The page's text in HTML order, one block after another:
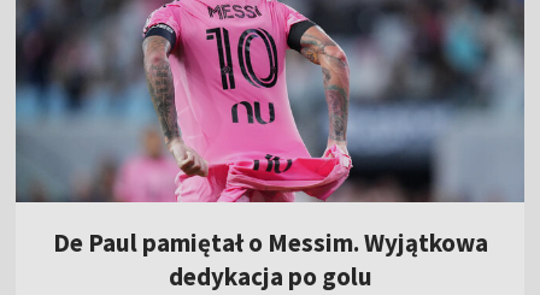
De Paul pamiętał o Messim. Wyjątkowa
dedykacja po golu